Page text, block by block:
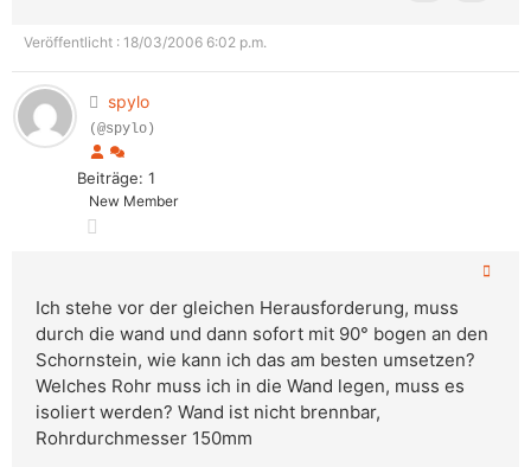
Veröffentlicht : 18/03/2006 6:02 p.m.
spylo
(@spylo)
Beiträge: 1
New Member
Ich stehe vor der gleichen Herausforderung, muss
durch die wand und dann sofort mit 90° bogen an den
Schornstein, wie kann ich das am besten umsetzen?
Welches Rohr muss ich in die Wand legen, muss es
isoliert werden? Wand ist nicht brennbar,
Rohrdurchmesser 150mm